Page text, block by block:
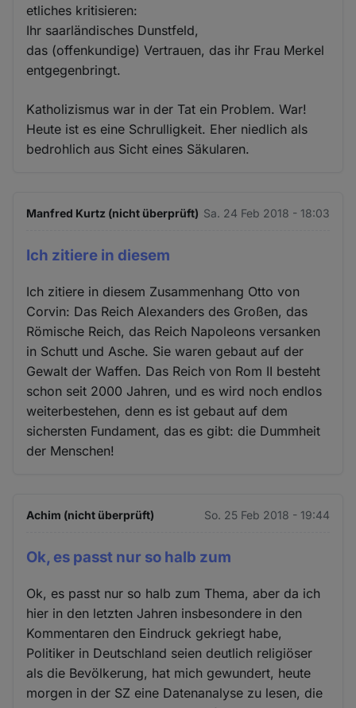
etliches kritisieren:
Ihr saarländisches Dunstfeld,
das (offenkundige) Vertrauen, das ihr Frau Merkel
entgegenbringt.
Katholizismus war in der Tat ein Problem. War!
Heute ist es eine Schrulligkeit. Eher niedlich als
bedrohlich aus Sicht eines Säkularen.
Manfred Kurtz (nicht überprüft) Sa. 24 Feb 2018 - 18:03
Ich zitiere in diesem
Ich zitiere in diesem Zusammenhang Otto von
Corvin: Das Reich Alexanders des Großen, das
Römische Reich, das Reich Napoleons versanken
in Schutt und Asche. Sie waren gebaut auf der
Gewalt der Waffen. Das Reich von Rom II besteht
schon seit 2000 Jahren, und es wird noch endlos
weiterbestehen, denn es ist gebaut auf dem
sichersten Fundament, das es gibt: die Dummheit
der Menschen!
Achim (nicht überprüft) So. 25 Feb 2018 - 19:44
Ok, es passt nur so halb zum
Ok, es passt nur so halb zum Thema, aber da ich
hier in den letzten Jahren insbesondere in den
Kommentaren den Eindruck gekriegt habe,
Politiker in Deutschland seien deutlich religiöser
als die Bevölkerung, hat mich gewundert, heute
morgen in der SZ eine Datenanalyse zu lesen, die